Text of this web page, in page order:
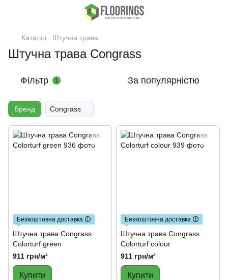
Каталог Штучна трава
Штучна трава Congrass
Фільтр 1 За популярністю
Бренд Congrass
Безкоштовна доставка 🛈
Штучна трава Congrass
Colorturf green
911 грн/м²
Купити
Безкоштовна доставка 🛈
Штучна трава Congrass
Colorturf colour
911 грн/м²
Купити